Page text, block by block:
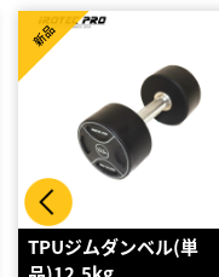
アメリカンバーベルシ
新品